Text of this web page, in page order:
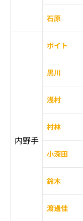
石原
内野手
ボイト
黒川
浅村
村林
小深田
鈴木
渡邊佳